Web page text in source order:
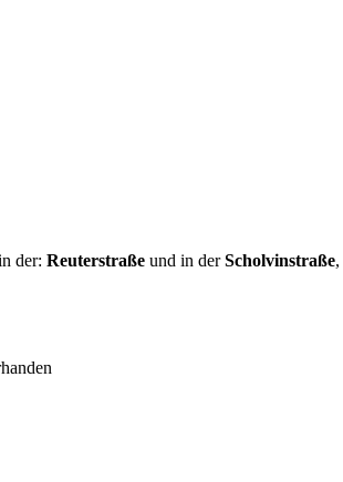
der: Reuterstraße und in derScholvinstraße,